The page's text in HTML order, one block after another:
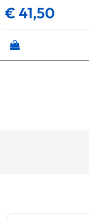
€ 41,50
Quantità